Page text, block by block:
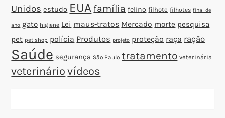
Unidos estudo EUA família felino filhote filhotes final de
ano gato higiene Lei maus-tratos Mercado morte pesquisa
pet pet shop polícia Produtos projeto proteção raça ração
Saúde segurança São Paulo tratamento veterinária
veterinário vídeos